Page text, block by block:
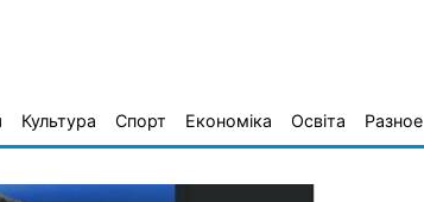
Культура Спорт Економіка Освіта Разное